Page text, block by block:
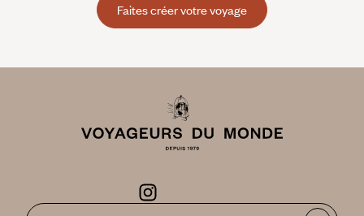
Faites créer votre voyage